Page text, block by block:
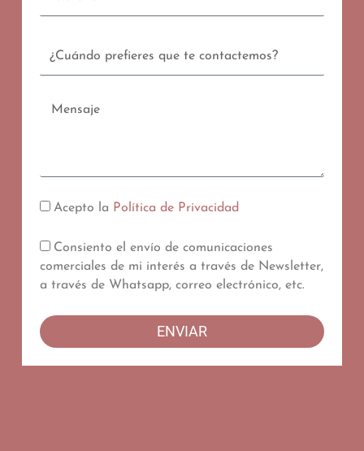
Mensaje
Acepto la Política de Privacidad
Consiento el envío de comunicaciones
comerciales de mi interés a través de Newsletter,
a través de Whatsapp, correo electrónico, etc.
ENVIAR